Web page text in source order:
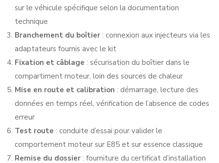
sur le véhicule spécifique selon la documentation
technique
Branchement du boîtier : connexion aux injecteurs via les
adaptateurs fournis avec le kit
Fixation et câblage : sécurisation du boîtier dans le
compartiment moteur, loin des sources de chaleur
Mise en route et calibration : démarrage, lecture des
données en temps réel, vérification de l’absence de codes
erreur
Test route : conduite d’essai pour valider le
comportement moteur sur E85 et sur essence classique
Remise du dossier : fourniture du certificat d’installation